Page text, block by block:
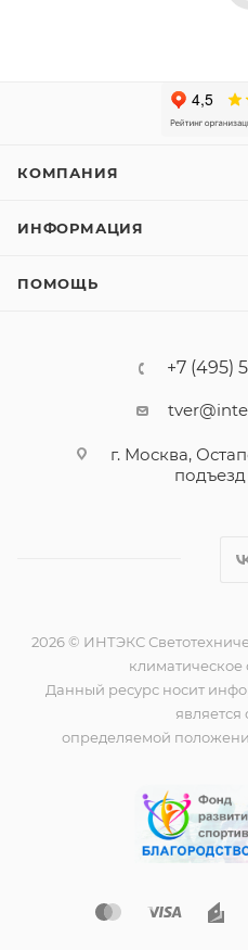
КОМПАНИЯ
ИНФОРМАЦИЯ
ПОМОЩЬ
+7 (495)
г. Москва,
2026 © ИНТЭКС
климатическое
Данный ресурс носит
является
определяемой